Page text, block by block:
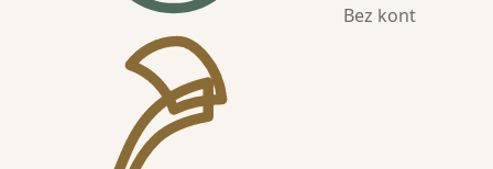
Bez kont